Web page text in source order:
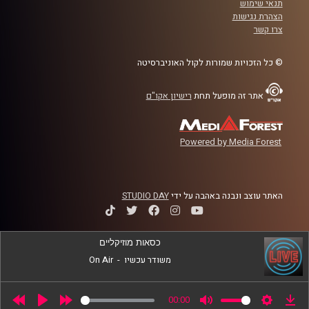
תנאי שימוש
הצהרת נגישות
צרו קשר
© כל הזכויות שמורות לקול האוניברסיטה
אתר זה מופעל תחת רישיון אקו"ם
Powered by Media Forest
האתר עוצב ונבנה באהבה על ידיSTUDIO DAY
00:00
כסאות מוזיקליים
משודר עכשיו -
On Air